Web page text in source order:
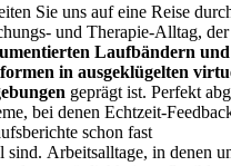
Sie uns auf eine Reise
und Therapie-Alltag,
Laufbändern und
in ausgeklügelten
geprägt ist. Perfekt
bei denen Echtzeit-
schon fast
sind. Arbeitsalltage, in denen